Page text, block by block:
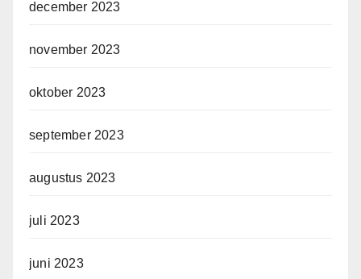
december 2023
november 2023
oktober 2023
september 2023
augustus 2023
juli 2023
juni 2023